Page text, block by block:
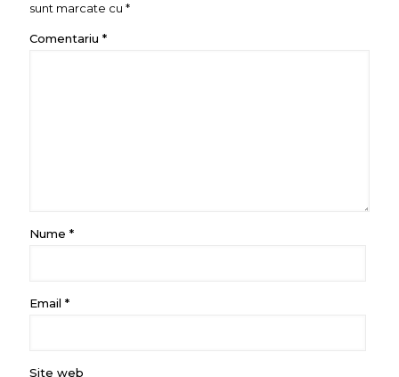
sunt marcate cu *
Comentariu *
Nume *
Email *
Site web